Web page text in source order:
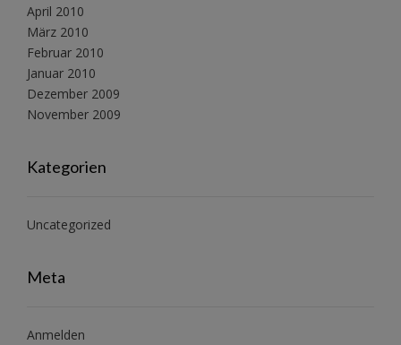
April 2010
März 2010
Februar 2010
Januar 2010
Dezember 2009
November 2009
Kategorien
Uncategorized
Meta
Anmelden